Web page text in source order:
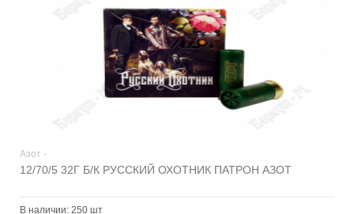
Азот -
12/70/5 32Г Б/К РУССКИЙ ОХОТНИК ПАТРОН АЗОТ
В наличии: 250 шт